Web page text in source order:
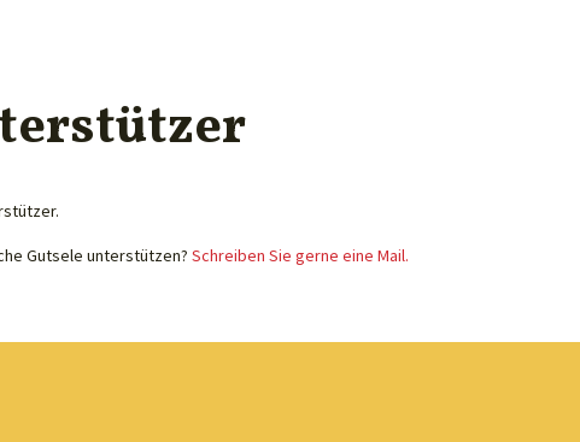
Gutsele unterstützen?Schreiben Sie gerne eine Mail.